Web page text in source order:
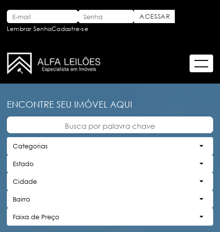
Lembrar SenhaCadastre-se
ENCONTRE SEU IMÓVEL AQUI
Categorias
Estado
Cidade
Bairro
Faixa de Preço